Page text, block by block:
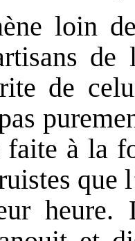
loin
de
de
faite à la
que
heure.